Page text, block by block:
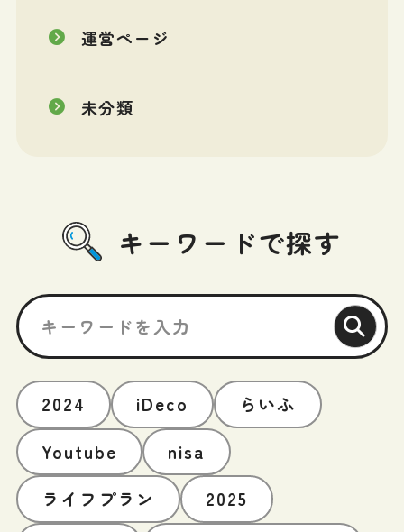
運営ページ
未分類
キーワードで探す
2024 iDeco
らいふ
Youtube
nisa
ライフプラン
2025